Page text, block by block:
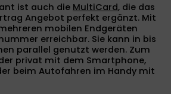
ist auch die MultiCard, die das
Angebot perfekt ergänzt. Mit
mobilen Endgeräten
erreichbar. Sie kann in bis
parallel genutzt werden. Zum
privat mit dem Smartphone,
beim Autofahren im Handy mit